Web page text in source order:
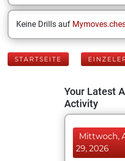
Keine Drills auf
STARTSEITE
Your Latest
Activity
Mittwoch,
29, 2026